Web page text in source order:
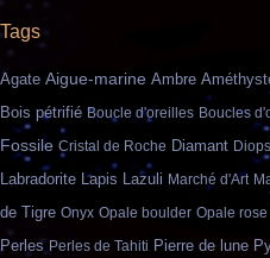
Tags
Agate Aigue-marine Ambre
Bois pétrifié Boucle d'oreilles Boucles
Fossile Cristal de Roche Diamant
Labradorite Lapis Lazuli Marché d'Art
de Tigre Onyx Opale boulder Opale rose
Perles Perles de Tahiti Pierre de lune